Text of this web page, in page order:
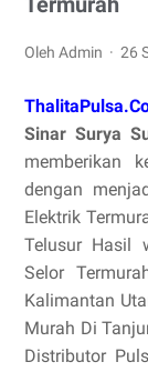
Oleh Admin 26
Sinar Surya
memberikan
dengan
Elektrik
Telusur Hasil
Selor
Kalimantan
Murah Di
Distributor